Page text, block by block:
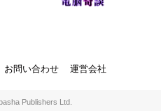
お問い合わせ 運営会社
Publishers Ltd.